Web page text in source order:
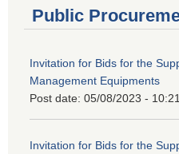
Public
Invitation for Bids for the
Management Equipments
Post date: 05/08/2023 - 10:21
Invitation for Bids for the